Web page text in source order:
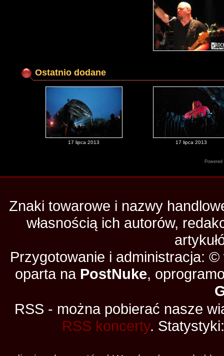
Ostatnio dodane
17 lipca 2013 17 lipca 2013
Znaki towarowe i nazwy
własnością ich autorów,
Przygotowanie i administracja:
oparta na PostNuke,
RSS - można pobierać nasze
RSS koncerty.